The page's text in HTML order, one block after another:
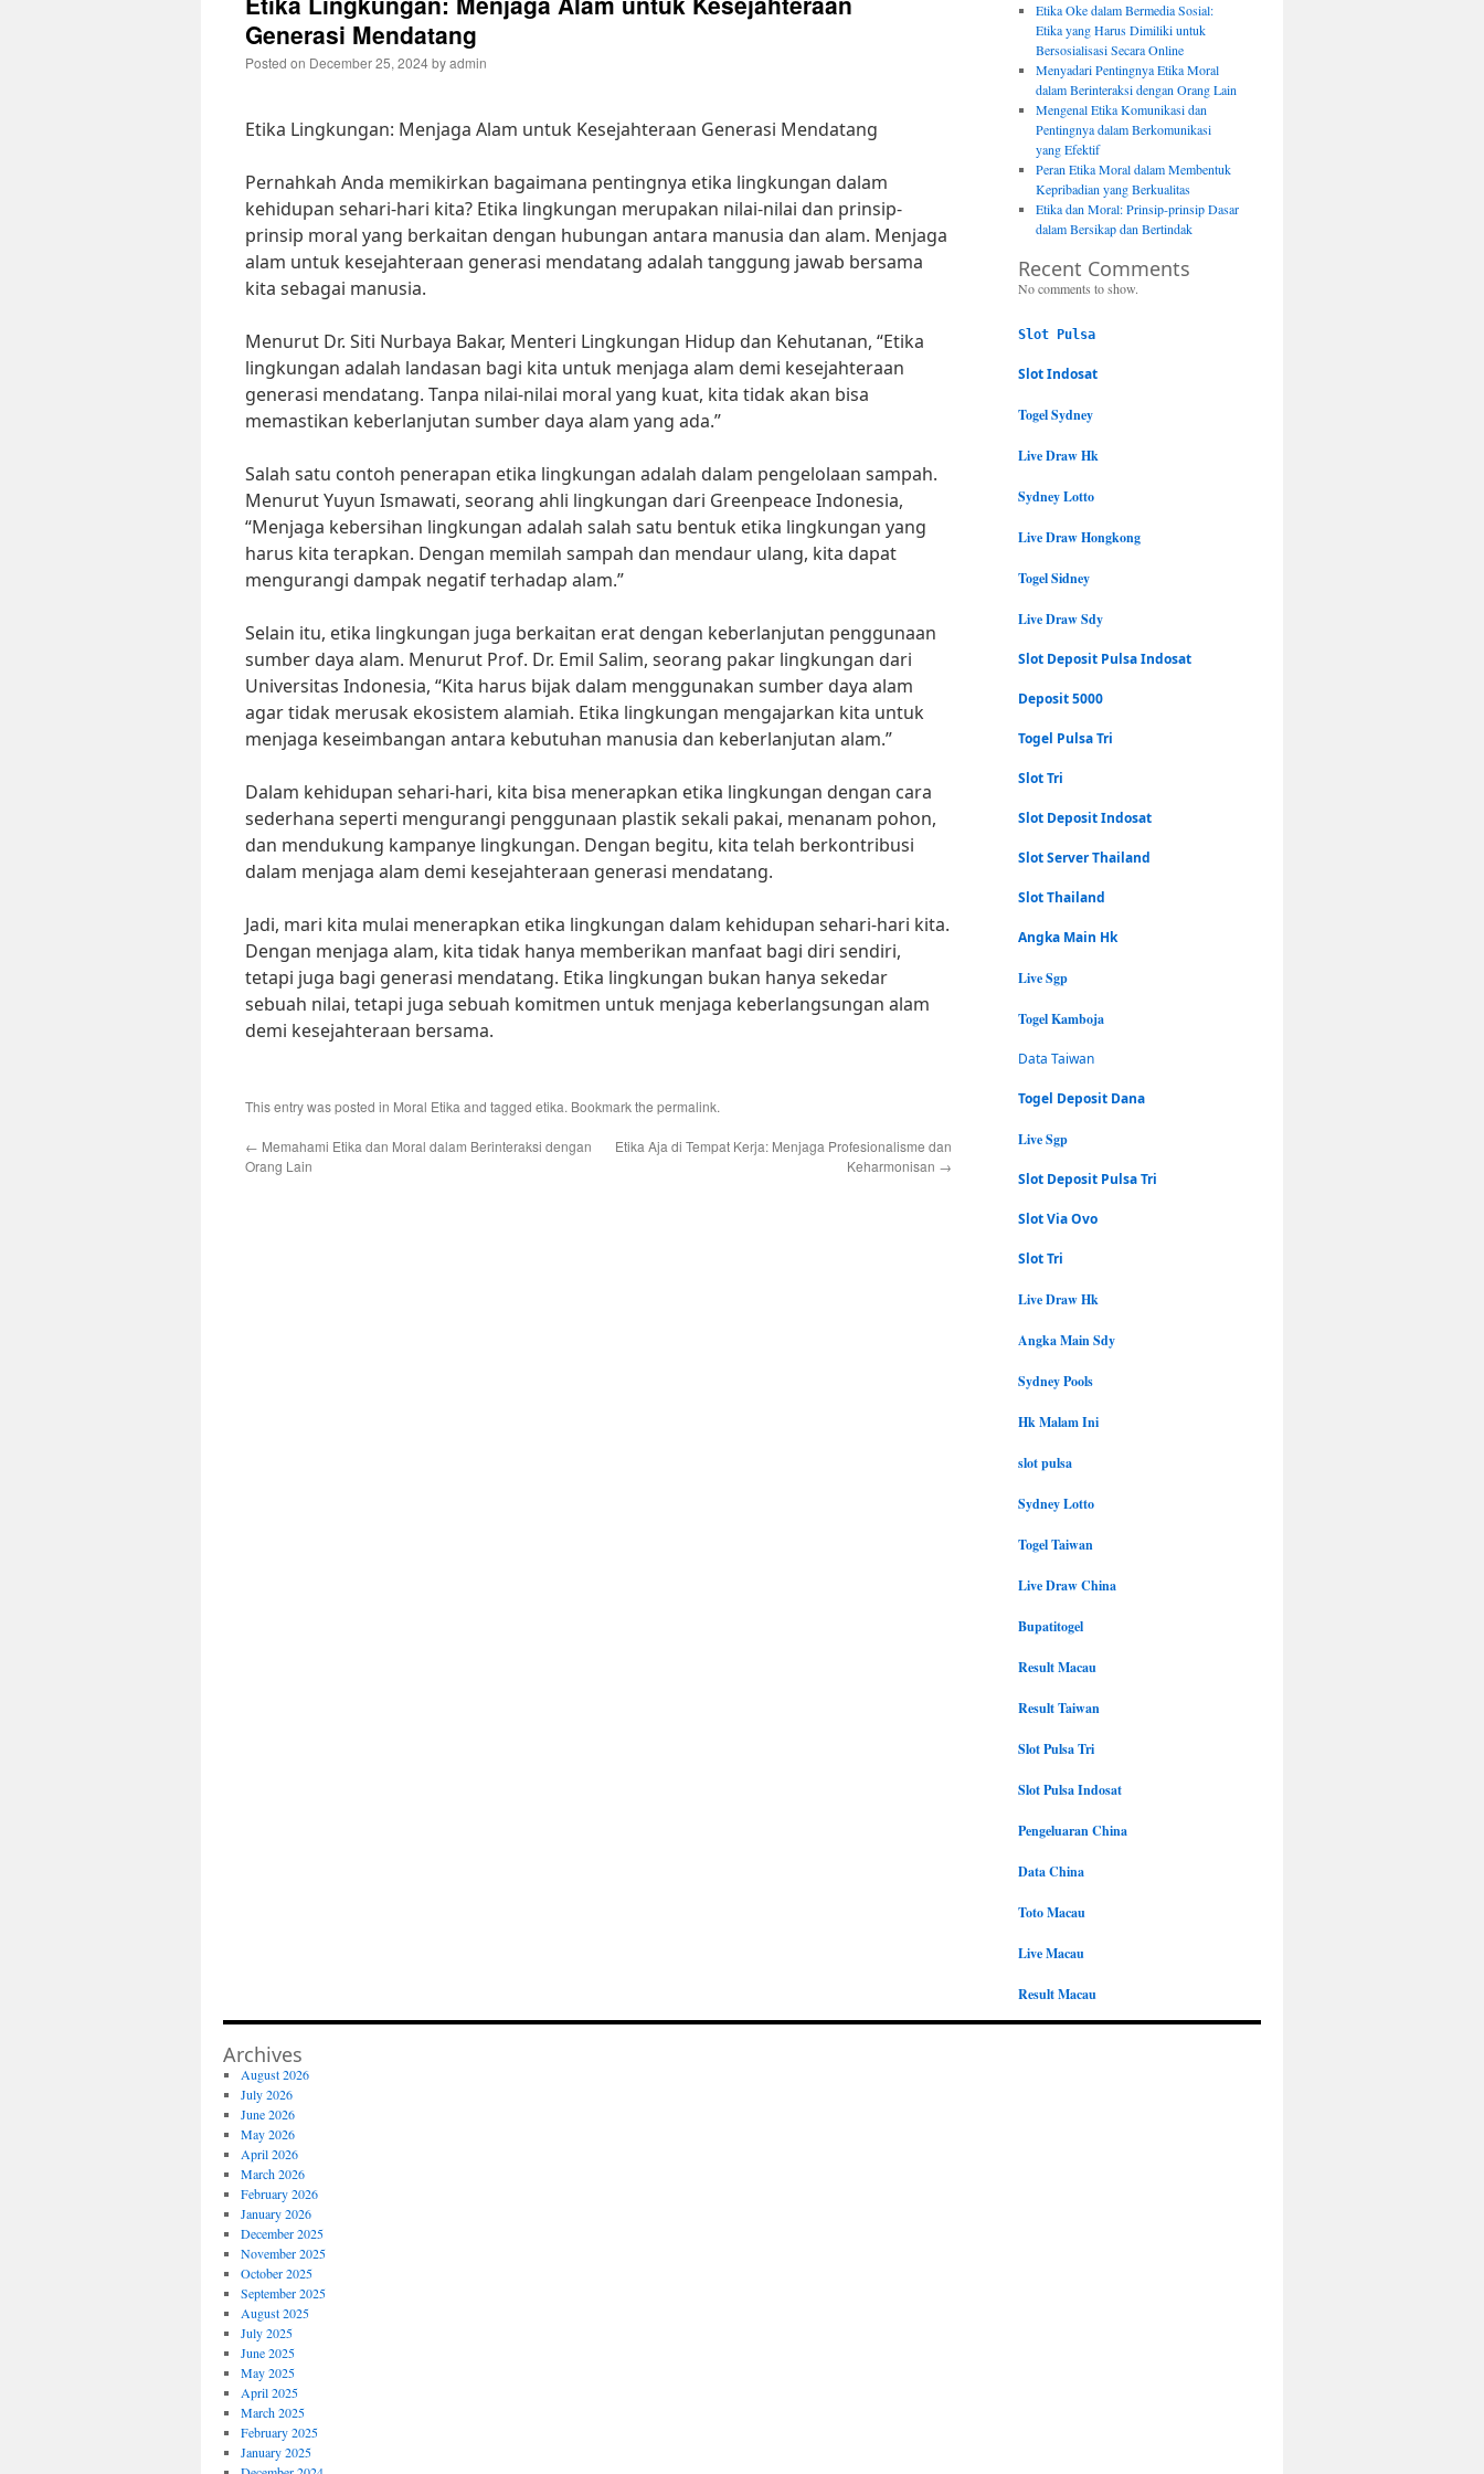
Generasi Mendatang
Posted on December 25, 2024byadmin
Etika Lingkungan: Menjaga Alam untuk Kesejahteraan Generasi Mendatang
Pernahkah Anda memikirkan bagaimana pentingnya etika lingkungan dalam
kehidupan sehari-hari kita? Etika lingkungan merupakan nilai-nilai dan prinsip-
prinsip moral yang berkaitan dengan hubungan antara manusia dan alam. Menjaga
alam untuk kesejahteraan generasi mendatang adalah tanggung jawab bersama
kita sebagai manusia.
Menurut Dr. Siti Nurbaya Bakar, Menteri Lingkungan Hidup dan Kehutanan, “Etika
lingkungan adalah landasan bagi kita untuk menjaga alam demi kesejahteraan
generasi mendatang. Tanpa nilai-nilai moral yang kuat, kita tidak akan bisa
memastikan keberlanjutan sumber daya alam yang ada.”
Salah satu contoh penerapan etika lingkungan adalah dalam pengelolaan sampah.
Menurut Yuyun Ismawati, seorang ahli lingkungan dari Greenpeace Indonesia,
“Menjaga kebersihan lingkungan adalah salah satu bentuk etika lingkungan yang
harus kita terapkan. Dengan memilah sampah dan mendaur ulang, kita dapat
mengurangi dampak negatif terhadap alam.”
Selain itu, etika lingkungan juga berkaitan erat dengan keberlanjutan penggunaan
sumber daya alam. Menurut Prof. Dr. Emil Salim, seorang pakar lingkungan dari
Universitas Indonesia, “Kita harus bijak dalam menggunakan sumber daya alam
agar tidak merusak ekosistem alamiah. Etika lingkungan mengajarkan kita untuk
menjaga keseimbangan antara kebutuhan manusia dan keberlanjutan alam.”
Dalam kehidupan sehari-hari, kita bisa menerapkan etika lingkungan dengan cara
sederhana seperti mengurangi penggunaan plastik sekali pakai, menanam pohon,
dan mendukung kampanye lingkungan. Dengan begitu, kita telah berkontribusi
dalam menjaga alam demi kesejahteraan generasi mendatang.
Jadi, mari kita mulai menerapkan etika lingkungan dalam kehidupan sehari-hari kita.
Dengan menjaga alam, kita tidak hanya memberikan manfaat bagi diri sendiri,
tetapi juga bagi generasi mendatang. Etika lingkungan bukan hanya sekedar
sebuah nilai, tetapi juga sebuah komitmen untuk menjaga keberlangsungan alam
demi kesejahteraan bersama.
This entry was posted in Moral Etika and tagged etika. Bookmark the permalink.
← Memahami Etika dan Moral dalam Berinteraksi dengan
Orang Lain
Etika Aja di Tempat Kerja: Menjaga Profesionalisme dan
Keharmonisan →
Etika Oke dalam Bermedia Sosial:
Etika yang Harus Dimiliki untuk
Bersosialisasi Secara Online
Menyadari Pentingnya Etika Moral
dalam Berinteraksi dengan Orang Lain
Mengenal Etika Komunikasi dan
Pentingnya dalam Berkomunikasi
yang Efektif
Peran Etika Moral dalam Membentuk
Kepribadian yang Berkualitas
Etika dan Moral: Prinsip-prinsip Dasar
dalam Bersikap dan Bertindak
Recent Comments
No comments to show.
Slot Pulsa
Slot Indosat
Togel Sydney
Live Draw Hk
Sydney Lotto
Live Draw Hongkong
Togel Sidney
Live Draw Sdy
Slot Deposit Pulsa Indosat
Deposit 5000
Togel Pulsa Tri
Slot Tri
Slot Deposit Indosat
Slot Server Thailand
Slot Thailand
Angka Main Hk
Live Sgp
Togel Kamboja
Data Taiwan
Togel Deposit Dana
Live Sgp
Slot Deposit Pulsa Tri
Slot Via Ovo
Slot Tri
Live Draw Hk
Angka Main Sdy
Sydney Pools
Hk Malam Ini
slot pulsa
Sydney Lotto
Togel Taiwan
Live Draw China
Bupatitogel
Result Macau
Result Taiwan
Slot Pulsa Tri
Slot Pulsa Indosat
Pengeluaran China
Data China
Toto Macau
Live Macau
Result Macau
Archives
August 2026
July 2026
June 2026
May 2026
April 2026
March 2026
February 2026
January 2026
December 2025
November 2025
October 2025
September 2025
August 2025
July 2025
June 2025
May 2025
April 2025
March 2025
February 2025
January 2025